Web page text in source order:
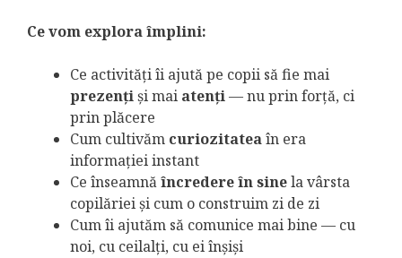
Ce vom explora împlini:
Ce activități îi ajută pe copii să fie mai
prezențiși mai atenți— nu prin forță, ci
prin plăcere
Cum cultivăm curiozitateaîn era
informației instant
Ce înseamnăîncredere în sinela vârsta
copilăriei și cum o construim zi de zi
Cum îi ajutăm să comunice mai bine — cu
noi, cu ceilalți, cu ei înșiși